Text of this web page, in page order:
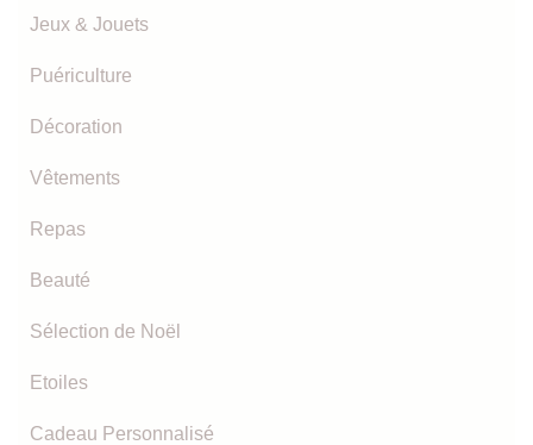
Jeux & Jouets
Puériculture
Décoration
Vêtements
Repas
Beauté
Sélection de Noël
Etoiles
Cadeau Personnalisé